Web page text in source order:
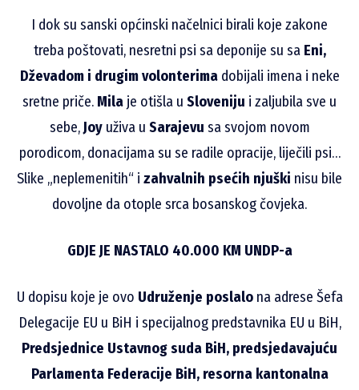
I dok su sanski općinski načelnici birali koje zakone
treba poštovati, nesretni psi sa deponije su sa Eni,
Dževadom i drugim volonterimadobijali imena i neke
sretne priče. Mila je otišla u Sloveniju i zaljubila sve u
sebe,Joyuživa u Sarajevu sa svojom novom
porodicom, donacijama su se radile opracije, liječili psi…
Slike „neplemenitih“ i zahvalnih psećih njuški nisu bile
dovoljne da otople srca bosanskog čovjeka.
GDJE JE NASTALO 40.000 KM UNDP-a
U dopisu koje je ovo Udruženje poslalona adrese Šefa
Delegacije EU u BiH i specijalnog predstavnika EU u BiH,
Predsjednice Ustavnog suda BiH, predsjedavajuću
Parlamenta Federacije BiH, resorna kantonalna